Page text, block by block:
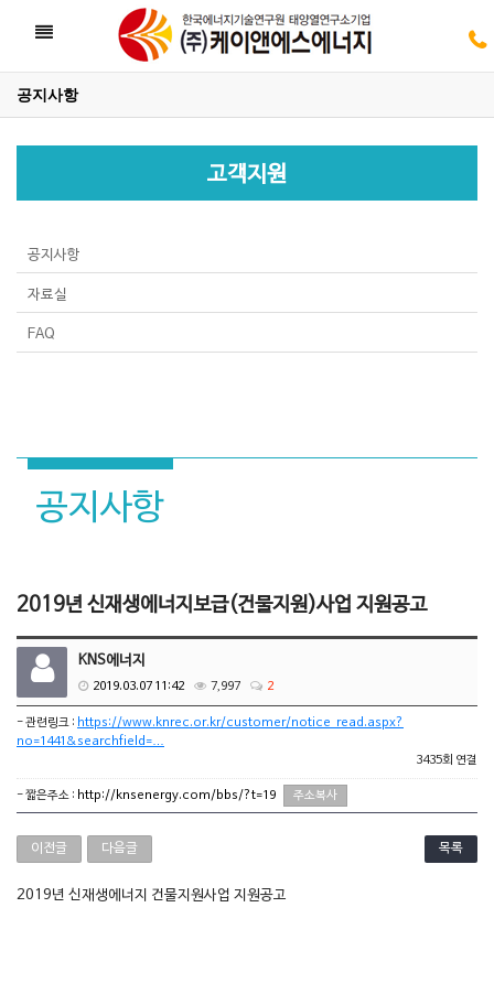
Toggle
공지사항
고객지원
공지사항
자료실
FAQ
공지사항
2019년 신재생에너지보급(건물지원)사업 지원공고
KNS에너지
2019.03.07 11:42 7,997 2
- 관련링크 : https://www.knrec.or.kr/customer/notice_read.aspx?
no=1441&searchfield=…
3435회 연결
- 짧은주소 : http://knsenergy.com/bbs/?t=19 주소복사
이전글 다음글 목록
2019년 신재생에너지 건물지원사업 지원공고